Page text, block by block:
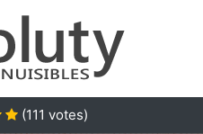
(111 votes)